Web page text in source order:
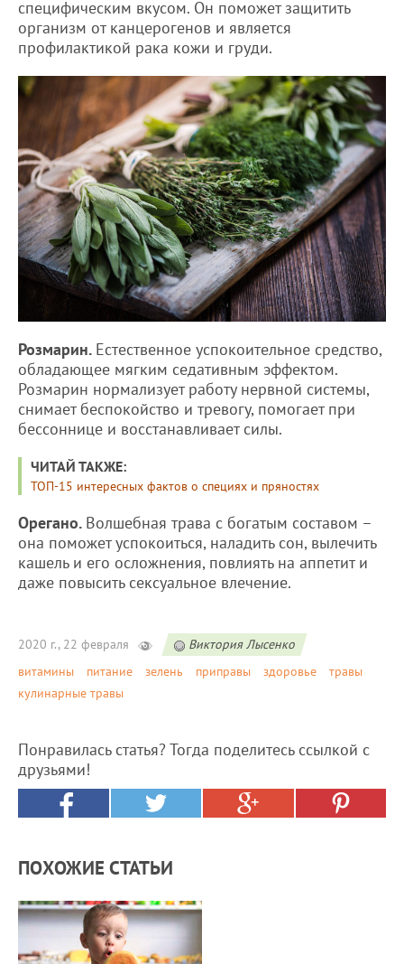
специфическим вкусом. Он поможет защитить
организм от канцерогенов и является
профилактикой рака кожи и груди.
Розмарин. Естественное успокоительное средство,
обладающее мягким седативным эффектом.
Розмарин нормализует работу нервной системы,
снимает беспокойство и тревогу, помогает при
бессоннице и восстанавливает силы.
ЧИТАЙ ТАКЖЕ:
ТОП-15 интересных фактов о специях и пряностях
Орегано. Волшебная трава с богатым составом –
она поможет успокоиться, наладить сон, вылечить
кашель и его осложнения, повлиять на аппетит и
даже повысить сексуальное влечение.
2020 г., 22 февраля
Виктория Лысенко
витамины
питание зелень приправы здоровье
травы
кулинарные травы
Понравилась статья? Тогда поделитесь ссылкой с
друзьями!
ПОХОЖИЕ СТАТЬИ